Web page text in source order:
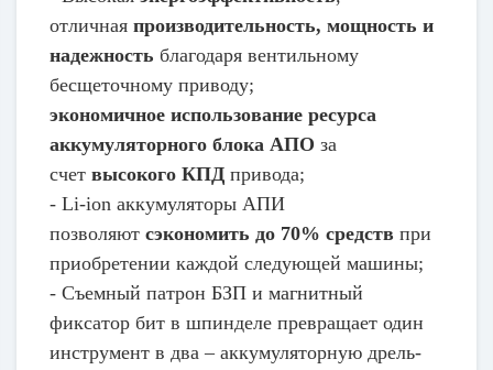
отличная производительность, мощность и
надежность благодаря вентильному
бесщеточному приводу;
экономичное использование ресурса
аккумуляторного блока АПО за
счет высокого КПД привода;
- Li-ion аккумуляторы АПИ
позволяют сэкономить до 70% средств при
приобретении каждой следующей машины;
- Съемный патрон БЗП и магнитный
фиксатор бит в шпинделе превращает один
инструмент в два – аккумуляторную дрель-